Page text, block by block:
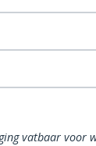
vatbaar voor